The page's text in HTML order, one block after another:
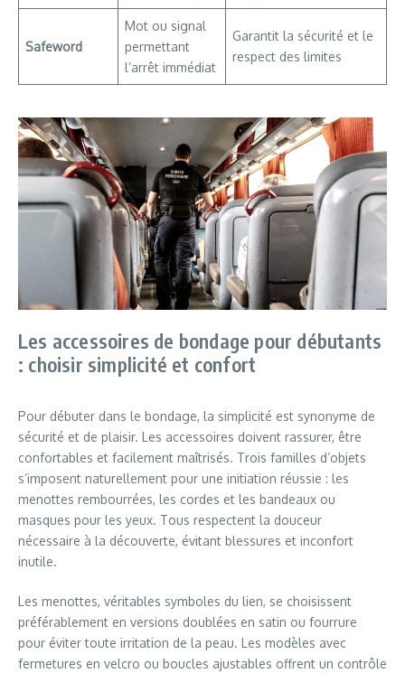
Safeword
Mot ou signal
permettant
l’arrêt immédiat
Garantit la sécurité et le
respect des limites
Les accessoires de bondage pour débutants
: choisir simplicité et confort
Pour débuter dans le bondage, la simplicité est synonyme de
sécurité et de plaisir. Les accessoires doivent rassurer, être
confortables et facilement maîtrisés. Trois familles d’objets
s’imposent naturellement pour une initiation réussie : les
menottes rembourrées, les cordes et les bandeaux ou
masques pour les yeux. Tous respectent la douceur
nécessaire à la découverte, évitant blessures et inconfort
inutile.
Les menottes, véritables symboles du lien, se choisissent
préférablement en versions doublées en satin ou fourrure
pour éviter toute irritation de la peau. Les modèles avec
fermetures en velcro ou boucles ajustables offrent un contrôle